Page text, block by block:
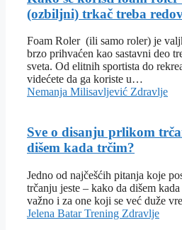
(ozbiljni) trkač treba
Foam Roler (ili samo roler) je
brzo prihvaćen kao sastavni deo
sveta. Od elitnih sportista do
videćete da ga koriste u…
Nemanja Milisavljević Zdravlje
Sve o disanju prlikom
dišem kada trčim?
Jedno od najčešćih pitanja koje
trčanju jeste – kako da dišem
važno i za one koji se već duže
Jelena BatarTrening Zdravlje